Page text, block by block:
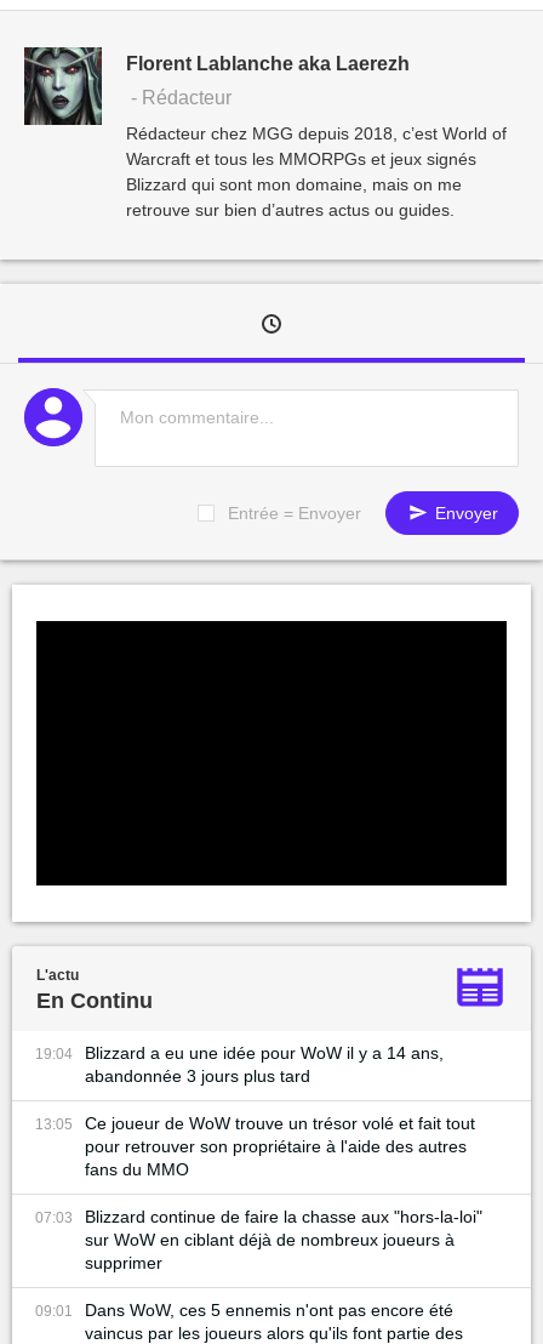
Florent Lablanche aka Laerezh
- Rédacteur
Rédacteur chez MGG depuis 2018, c’est World of
Warcraft et tous les MMORPGs et jeux signés
Blizzard qui sont mon domaine, mais on me
retrouve sur bien d’autres actus ou guides.
Entrée = Envoyer Envoyer
L'actu
En Continu
19:04
Blizzard a eu une idée pour WoW il y a 14 ans,
abandonnée 3 jours plus tard
13:05
Ce joueur de WoW trouve un trésor volé et fait tout
pour retrouver son propriétaire à l'aide des autres
fans du MMO
07:03
Blizzard continue de faire la chasse aux "hors-la-loi"
sur WoW en ciblant déjà de nombreux joueurs à
supprimer
09:01
Dans WoW, ces 5 ennemis n'ont pas encore été
vaincus par les joueurs alors qu'ils font partie des